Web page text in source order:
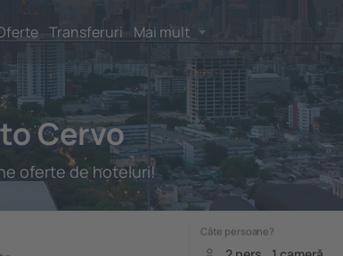
Transferuri Mai mult
Cervo
oferte de hoteluri!